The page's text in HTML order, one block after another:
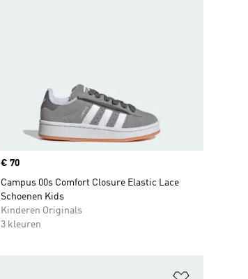
Price
€ 70
Campus 00s Comfort Closure Elastic Lace
Schoenen Kids
Kinderen Originals
3 kleuren